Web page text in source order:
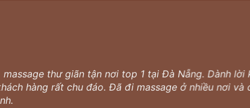
thư giãn tận nơi top 1 tại Đà Nẵng. Dành
hàng rất chu đáo. Đã đi massage ở nhiều nơi